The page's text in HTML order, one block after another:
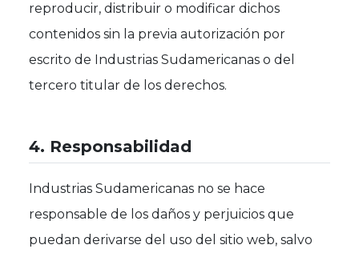
reproducir, distribuir o modificar dichos
contenidos sin la previa autorización por
escrito de Industrias Sudamericanas o del
tercero titular de los derechos.
4. Responsabilidad
Industrias Sudamericanas no se hace
responsable de los daños y perjuicios que
puedan derivarse del uso del sitio web, salvo